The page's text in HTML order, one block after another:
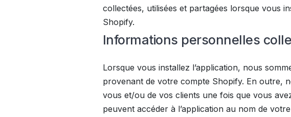
collectées, utilisées et partagées lorsque vous
Shopify.
Informations personnelles
Lorsque vous installez l’application, nous
provenant de votre compte Shopify. En outre,
vous et/ou de vos clients une fois que vous
peuvent accéder à l’application au nom de